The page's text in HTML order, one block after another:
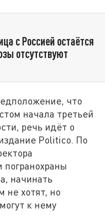
с Россией остаётся
отсутствуют
что
начала третьей
речь идёт о
Politico. По
начинать
не хотят, но
к нему